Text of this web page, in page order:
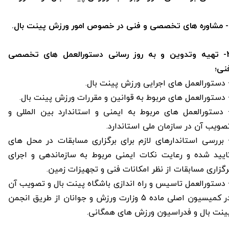
2- تهیه وتدوین و به روز رسانی دستورالعمل های تخصصی
های اجرایی ورزش پینت بال.
های مربوط به قوانین و مقررات ورزش پینت بال.
دستورالعمل های مربوط به ایمنی و استاندارد بین المللی و
آن در سازمان ملی استاندارد.
بررسی استاندارهای لازم برای برگزاری مسابقات در محل های
شده و رعایت نکات ایمنی مربوط به سازماندهی و اجرای
مسابقات از نظر امکانات فنی و تجهیزات زمین.
تاسیس و راه اندازی باشگاه پینت بال و تصویب آن
در کمیسیون اصلی ماده 5 وزارت ورزش و جوانان از طریق انجمن
بال و فدراسیون ورزش های همگانی.